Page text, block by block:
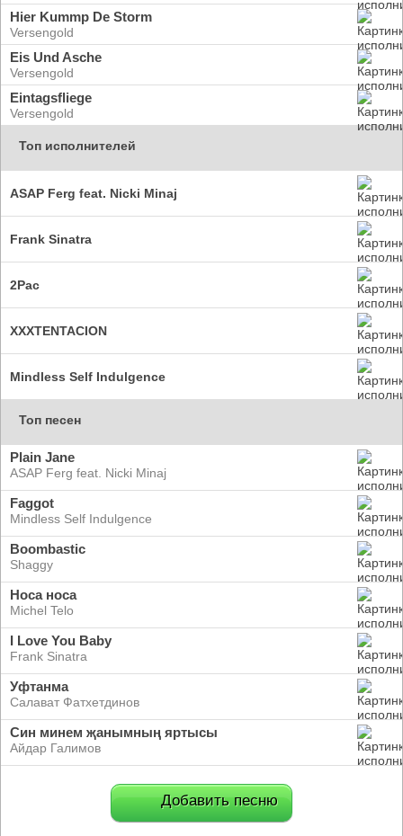
Hier Kummp De Storm
Versengold
Eis Und Asche
Versengold
Eintagsfliege
Versengold
Топ исполнителей
ASAP Ferg feat. Nicki Minaj
Frank Sinatra
2Pac
XXXTENTACION
Mindless Self Indulgence
Топ песен
Plain Jane
ASAP Ferg feat. Nicki Minaj
Faggot
Mindless Self Indulgence
Boombastic
Shaggy
Носа носа
Michel Telo
I Love You Baby
Frank Sinatra
Уфтанма
Салават Фатхетдинов
Син минем җанымның яртысы
Айдар Галимов
Добавить песню